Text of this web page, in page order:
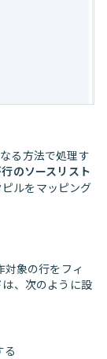
る方法で処理す
行のソースリスト
ルをマッピング
象の行をフィ
、次のように設
る